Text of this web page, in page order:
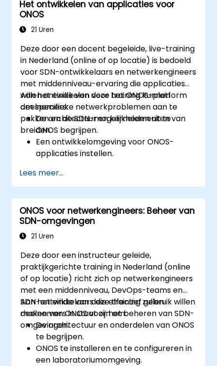
De implementatie van ONOS monitoren,
probleemoplossen en optimaliseren voor
betere schaalbaarheid en prestaties.
netwerkinfrastructuur en -tools.
Een succesvolle upgrade van ONOS
plannen en uitvoeren.
Het ontwikkelen van applicaties voor
ONOS
21 Uren
Deze door een docent begeleide, live-training
in Nederland (online of op locatie) is bedoeld
voor SDN-ontwikkelaars en netwerkengineers
met middenniveau-ervaring die applicaties
willen ontwikkelen voor het ONOS-platform
om specifieke netwerkproblemen aan te
pakken en de SDN-mogelijkheden uit te
breiden.
Aan het einde van deze training kunnen
deelnemers:
De architectuur en kernelementen van
ONOS begrijpen.
Een ontwikkelomgeving voor ONOS-
applicaties instellen.
implementeren die SDN-netwerken
beheren.
ONOS-applicaties koppelen aan externe
systemen en API’s.
Problemen oplossen en ONOS-
applicaties optimaliseren voor prestaties
Lees meer...
ONOS voor netwerkengineers: Beheer van
SDN-omgevingen
21 Uren
Deze door een instructeur geleide,
praktijkgerichte training in Nederland (online
of op locatie) richt zich op netwerkengineers
met een middenniveau, DevOps-teams en
SDN-ontwikkelaars die effectief gebruik willen
maken van ONOS voor het beheren van SDN-
omgevingen.
Aan het einde van deze training zullen
deelnemers in staat zijn om:
De architectuur en onderdelen van ONOS
te begrijpen.
ONOS te installeren en te configureren in
een laboratoriumomgeving.